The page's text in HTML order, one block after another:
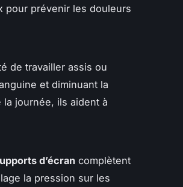
pour prévenir les douleurs
de travailler assis ou
et diminuant la
journée, ils aident à
d’écran complètent
la pression sur les